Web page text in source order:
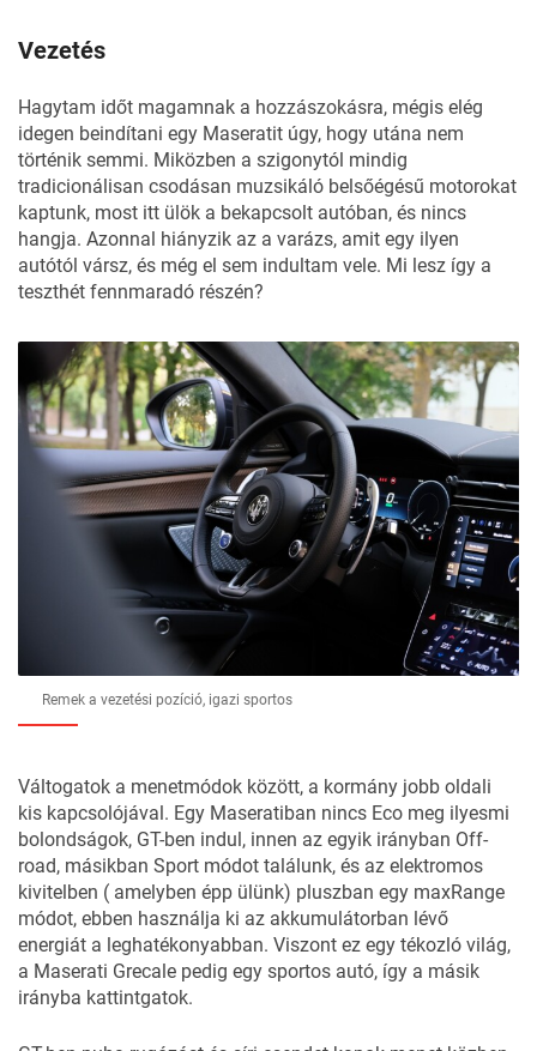
Vezetés
Hagytam időt magamnak a hozzászokásra, mégis elég
idegen beindítani egy Maseratit úgy, hogy utána nem
történik semmi. Miközben a szigonytól mindig
tradicionálisan csodásan muzsikáló belsőégésű motorokat
kaptunk, most itt ülök a bekapcsolt autóban, és nincs
hangja. Azonnal hiányzik az a varázs, amit egy ilyen
autótól vársz, és még el sem indultam vele. Mi lesz így a
teszthét fennmaradó részén?
Remek a vezetési pozíció, igazi sportos
Váltogatok a menetmódok között, a kormány jobb oldali
kis kapcsolójával. Egy Maseratiban nincs Eco meg ilyesmi
bolondságok, GT-ben indul, innen az egyik irányban Off-
road, másikban Sport módot találunk, és az elektromos
kivitelben ( amelyben épp ülünk) pluszban egy maxRange
módot, ebben használja ki az akkumulátorban lévő
energiát a leghatékonyabban. Viszont ez egy tékozló világ,
a Maserati Grecale pedig egy sportos autó, így a másik
irányba kattintgatok.